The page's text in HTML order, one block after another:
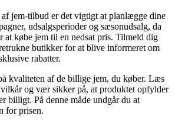
jem-tilbud er det vigtigt at planlægge dine
udsalgsperioder og sæsonudsalg, da
at købe jem til en nedsat pris. Tilmeld dig
butikker for at blive informeret om
rabatter.
kvaliteten af de billige jem, du køber. Læs
og vær sikker på, at produktet opfylder
billigt. På denne måde undgår du at
for prisen.